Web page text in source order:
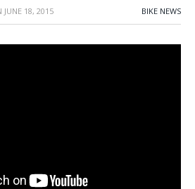
JUNE 18, 2015 BIKE NEWS